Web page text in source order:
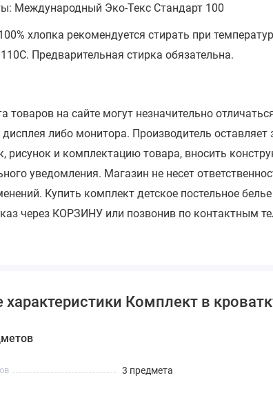
Международный Эко-Текс Стандарт 100
хлопка рекомендуется стирать при
Предварительная стирка обязательна.
товаров на сайте могут незначительно
либо монитора. Производитель
рисунок и комплектацию товара, вносить
уведомления. Магазин не несет
Купить комплект детское постельное
через КОРЗИНУ или позвонив по контактным
характеристики Комплект в
3 предмета